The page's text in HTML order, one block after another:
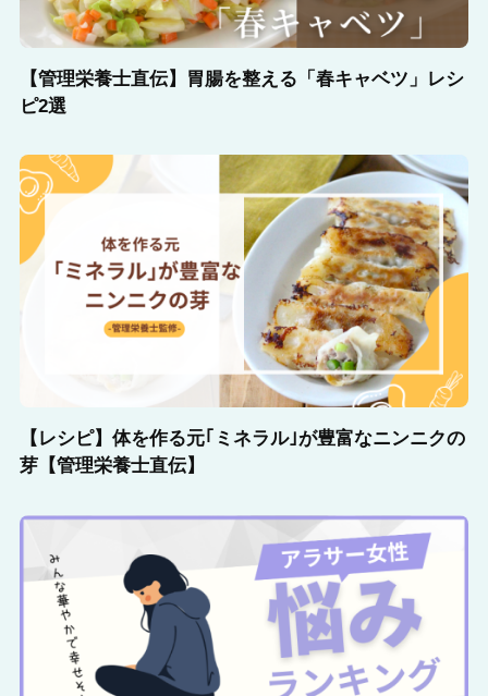
【管理栄養士直伝】胃腸を整える「春キャベツ」レシ
ピ2選
【レシピ】体を作る元｢ミネラル｣が豊富なニンニクの
芽【管理栄養士直伝】